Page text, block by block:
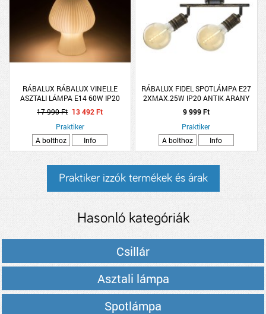
RÁBALUX RÁBALUX VINELLE
ASZTALI LÁMPA E14 60W IP20
18,5X14,5CM FEHÉR
17 990 Ft 13 492 Ft
Praktiker
A bolthoz
Info
RÁBALUX FIDEL SPOTLÁMPA E27
2XMAX.25W IP20 ANTIK ARANY
9 999 Ft
Praktiker
A bolthoz
Info
Praktiker izzók termékek és árak
Hasonló kategóriák
Csillár
Asztali lámpa
Spotlámpa